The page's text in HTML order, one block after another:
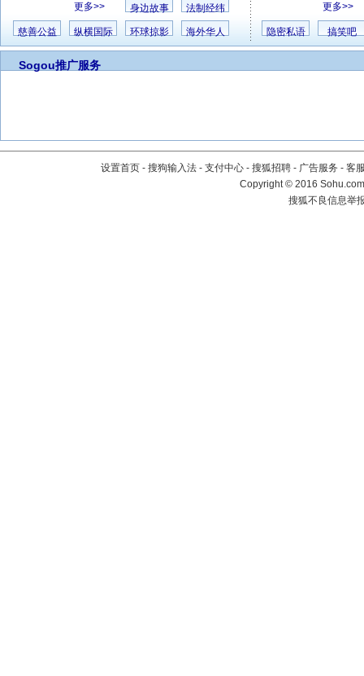
更多>> 身边故事 法制经纬
慈善公益 纵横国际 环球掠影 海外华人
更多>>
隐密私语 搞笑吧
Sogou推广服务
设置首页 - 搜狗输入法 - 支付中心 - 搜狐招聘 - 广告服务 - 客
Copyright©2016
搜狐不良信息举